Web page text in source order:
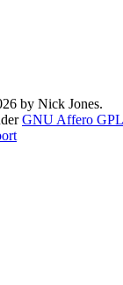
by Nick Jones.
GNU Affero GPL